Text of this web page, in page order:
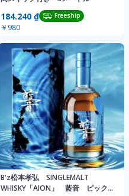
184.240 ₫ Freeship
￥980
B'z松本孝弘 SINGLEMALT
WHISKY「AION」 藍音 ピック付